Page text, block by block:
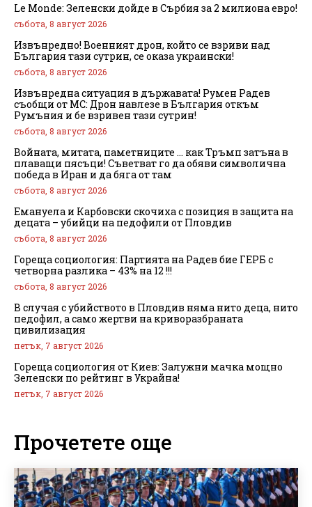
Le Monde: Зеленски дойде в Сърбия за 2 милиона евро!
събота, 8 август 2026
Извънредно! Военният дрон, който се взриви над
България тази сутрин, се оказа украински!
събота, 8 август 2026
Извънредна ситуация в държавата! Румен Радев
съобщи от МС: Дрон навлезе в България откъм
Румъния и бе взривен тази сутрин!
събота, 8 август 2026
Войната, митата, паметниците … как Тръмп затъна в
плаващи пясъци! Съветват го да обяви символична
победа в Иран и да бяга от там
събота, 8 август 2026
Емануела и Карбовски скочиха с позиция в защита на
децата – убийци на педофили от Пловдив
събота, 8 август 2026
Гореща социология: Партията на Радев бие ГЕРБ с
четворна разлика – 43% на 12 !!!
събота, 8 август 2026
В случая с убийството в Пловдив няма нито деца, нито
педофил, а само жертви на криворазбраната
цивилизация
петък, 7 август 2026
Гореща социология от Киев: Залужни мачка мощно
Зеленски по рейтинг в Украйна!
петък, 7 август 2026
Прочетете още